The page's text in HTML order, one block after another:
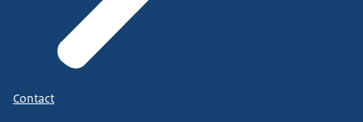
Contact